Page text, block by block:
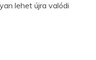
lehet újra valódi